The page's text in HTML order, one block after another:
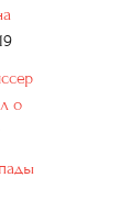
о